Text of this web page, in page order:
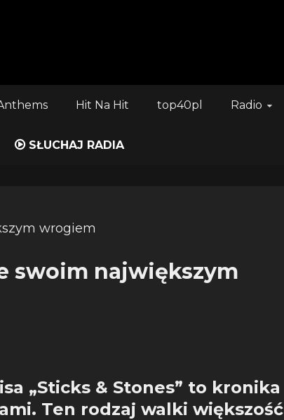
Hit Na Hit top40pl Radio
SŁUCHAJ RADIA
swoim największym
„Sticks & Stones” to kronika
Ten rodzaj walki większość